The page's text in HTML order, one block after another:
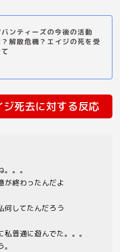
バンティーズの今後の活動
？解散危機？エイジの死を受
死去に対する反応
。。
が終わったんだよ
何してたんだろう
普通に遊んでた。。。